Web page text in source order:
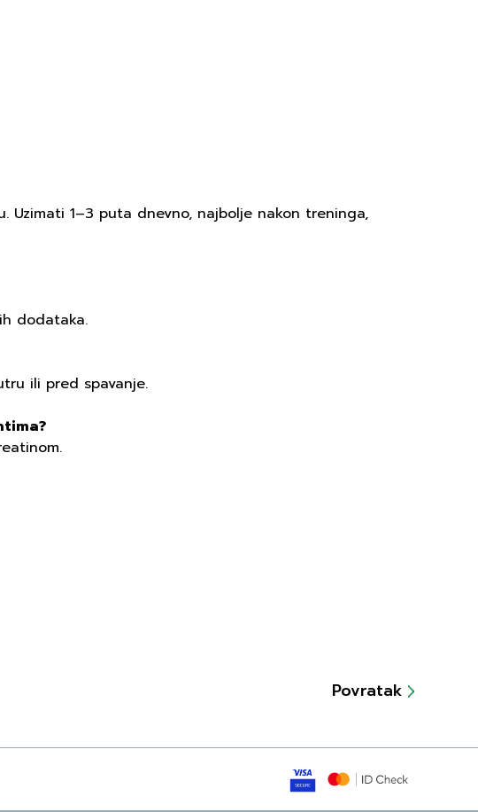
Uzimati 1–3 puta dnevno, najbolje nakon treninga,
dodataka.
ili pred spavanje.
Povratak